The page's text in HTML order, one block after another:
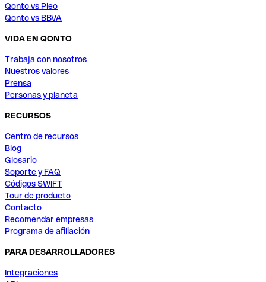
Qonto vs Pleo
Qonto vs BBVA
VIDA EN QONTO
Trabaja con nosotros
Nuestros valores
Prensa
Personas y planeta
RECURSOS
Centro de recursos
Blog
Glosario
Soporte y FAQ
Códigos SWIFT
Tour de producto
Contacto
Recomendar empresas
Programa de afiliación
PARA DESARROLLADORES
Integraciones